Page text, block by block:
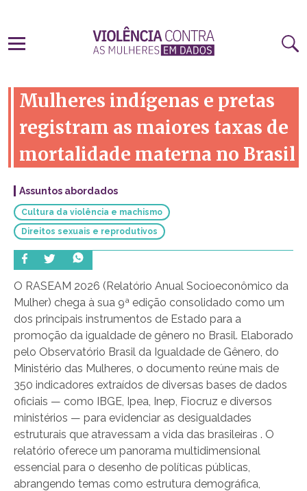
Mulheres indígenas e pretas
registram as maiores taxas de
mortalidade materna no Brasil
Assuntos abordados
Cultura da violência e machismo
Direitos sexuais e reprodutivos
O RASEAM 2026 (Relatório Anual Socioeconômico da
Mulher) chega à sua 9ª edição consolidado como um
dos principais instrumentos de Estado para a
promoção da igualdade de gênero no Brasil. Elaborado
pelo Observatório Brasil da Igualdade de Gênero, do
Ministério das Mulheres, o documento reúne mais de
350 indicadores extraídos de diversas bases de dados
oficiais — como IBGE, Ipea, Inep, Fiocruz e diversos
ministérios — para evidenciar as desigualdades
estruturais que atravessam a vida das brasileiras . O
relatório oferece um panorama multidimensional
essencial para o desenho de políticas públicas,
abrangendo temas como estrutura demográfica,